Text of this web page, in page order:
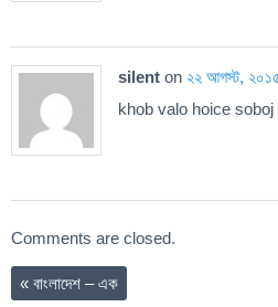
silent on ২২ আগস্ট,
khob valo hoice
Comments are closed.
« বাংলাদেশ – এক